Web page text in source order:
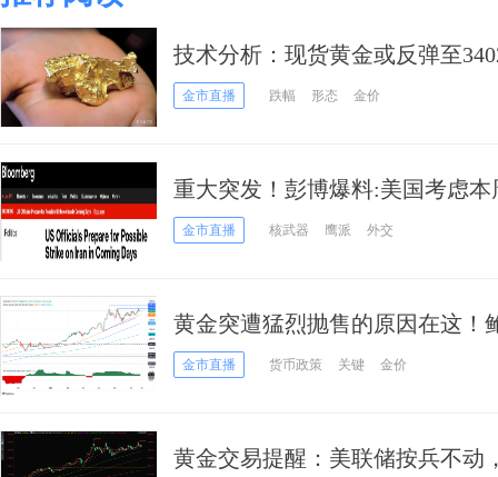
技术分析：现货黄金或反弹至
金市直播 跌幅 形态 金价
重大突发！彭博爆料:美国考虑
价应声急剧反弹
金市直播 核武器 鹰派 外交
黄金突遭猛烈抛售的原因在这！
价大跌近20美元 如何交易黄金？
金市直播 货币政策 关键 金价
黄金交易提醒：美联储按兵不动